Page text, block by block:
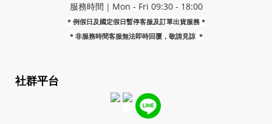
服務時間｜Mon - Fri 09:30 - 18:00
* 例假日及國定假日暫停客服及訂單出貨服務 *
* 非服務時間客服無法即時回覆，敬請見諒 *
社群平台